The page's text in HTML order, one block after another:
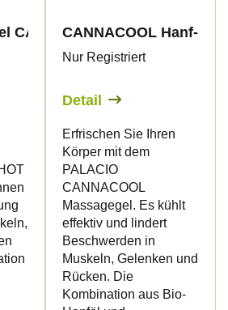
CANNAHOT wärmend, 200 ml
CANNACOOL Hanf-
Nur Registriert
Detail
Erfrischen Sie Ihren
Körper mit dem
PALACIO
CANNACOOL
Massagegel. Es kühlt
effektiv und lindert
Beschwerden in
Muskeln, Gelenken und
Rücken. Die
Kombination aus Bio-